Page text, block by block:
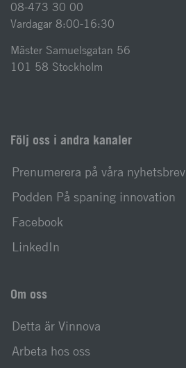
08-473 30 00
Vardagar 8:00-16:30
Mäster Samuelsgatan 56
101 58 Stockholm
Följ oss i andra kanaler
Prenumerera på våra nyhetsbrev
Podden På spaning innovation
Facebook
LinkedIn
Om oss
Detta är Vinnova
Arbeta hos oss